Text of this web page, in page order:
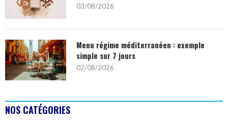
03/08/2026
Menu régime méditerranéen : exemple
simple sur 7 jours
02/08/2026
NOS CATÉGORIES